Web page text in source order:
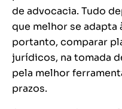
de advocacia. Tudo
que melhor se
portanto, comparar
jurídicos, na tomada
pela melhor
prazos.